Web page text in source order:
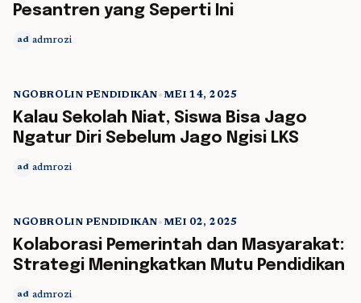
Pesantren yang Seperti Ini
ad admrozi
5 min read
NGOBROLIN PENDIDIKAN•MEI 14, 2025
Kalau Sekolah Niat, Siswa Bisa Jago
Ngatur Diri Sebelum Jago Ngisi LKS
ad admrozi
5 min read
NGOBROLIN PENDIDIKAN•MEI 02, 2025
Kolaborasi Pemerintah dan Masyarakat:
Strategi Meningkatkan Mutu Pendidikan
ad admrozi